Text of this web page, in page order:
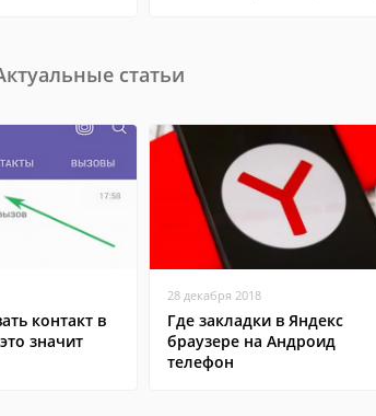
статьи
контакт в
значит
28 декабря 2018
Где закладки в Яндекс
браузере на Андроид
телефон